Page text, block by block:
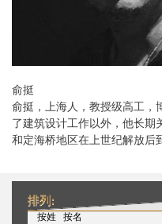
俞挺
俞挺，上海人，教授级高工，
了建筑设计工作以外，他长期
和定海桥地区在上世纪解放后
排列:
按姓
（活动标签） 按名